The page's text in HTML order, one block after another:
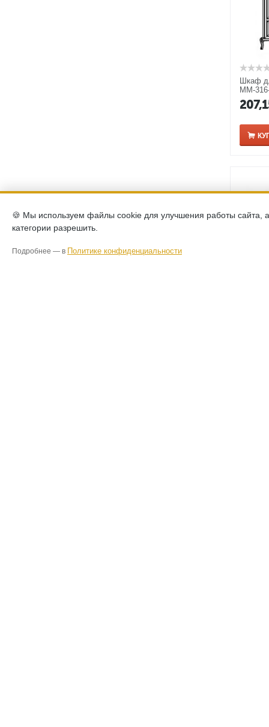
Шкаф
ММ-
🍪 Мы используем файлы cookie для улучшения работы сайта,
категории разрешить.
Подробнее — в Политике конфиденциальности